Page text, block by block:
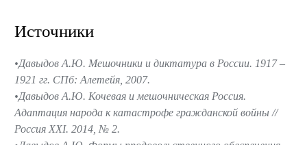
Источники
Давыдов А.Ю. Мешочники и диктатура в России. 1917 –
1921 гг. СПб: Алетейя, 2007.
Давыдов А.Ю. Кочевая и мешочническая Россия.
Адаптация народа к катастрофе гражданской войны //
Россия XXI. 2014, № 2.